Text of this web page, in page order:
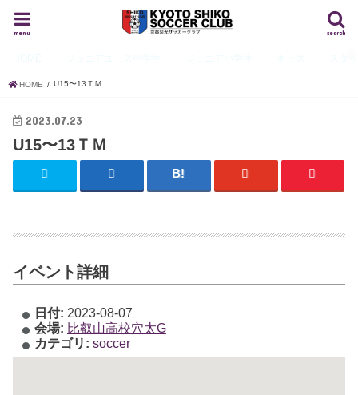
search
menu
HOME U15〜13ＴＭ
2023.07.23
U15〜13ＴＭ
イベント詳細
日付: 2023-08-07
会場: 比叡山高校穴太G
カテゴリ: soccer